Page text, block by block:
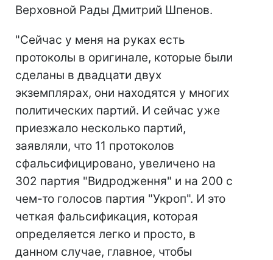
Верховной Рады Дмитрий Шпенов.
"Сейчас у меня на руках есть
протоколы в оригинале, которые были
сделаны в двадцати двух
экземплярах, они находятся у многих
политических партий. И сейчас уже
приезжало несколько партий,
заявляли, что 11 протоколов
сфальсифицировано, увеличено на
302 партия "Видродження" и на 200 с
чем-то голосов партия "Укроп". И это
четкая фальсификация, которая
определяется легко и просто, в
данном случае, главное, чтобы